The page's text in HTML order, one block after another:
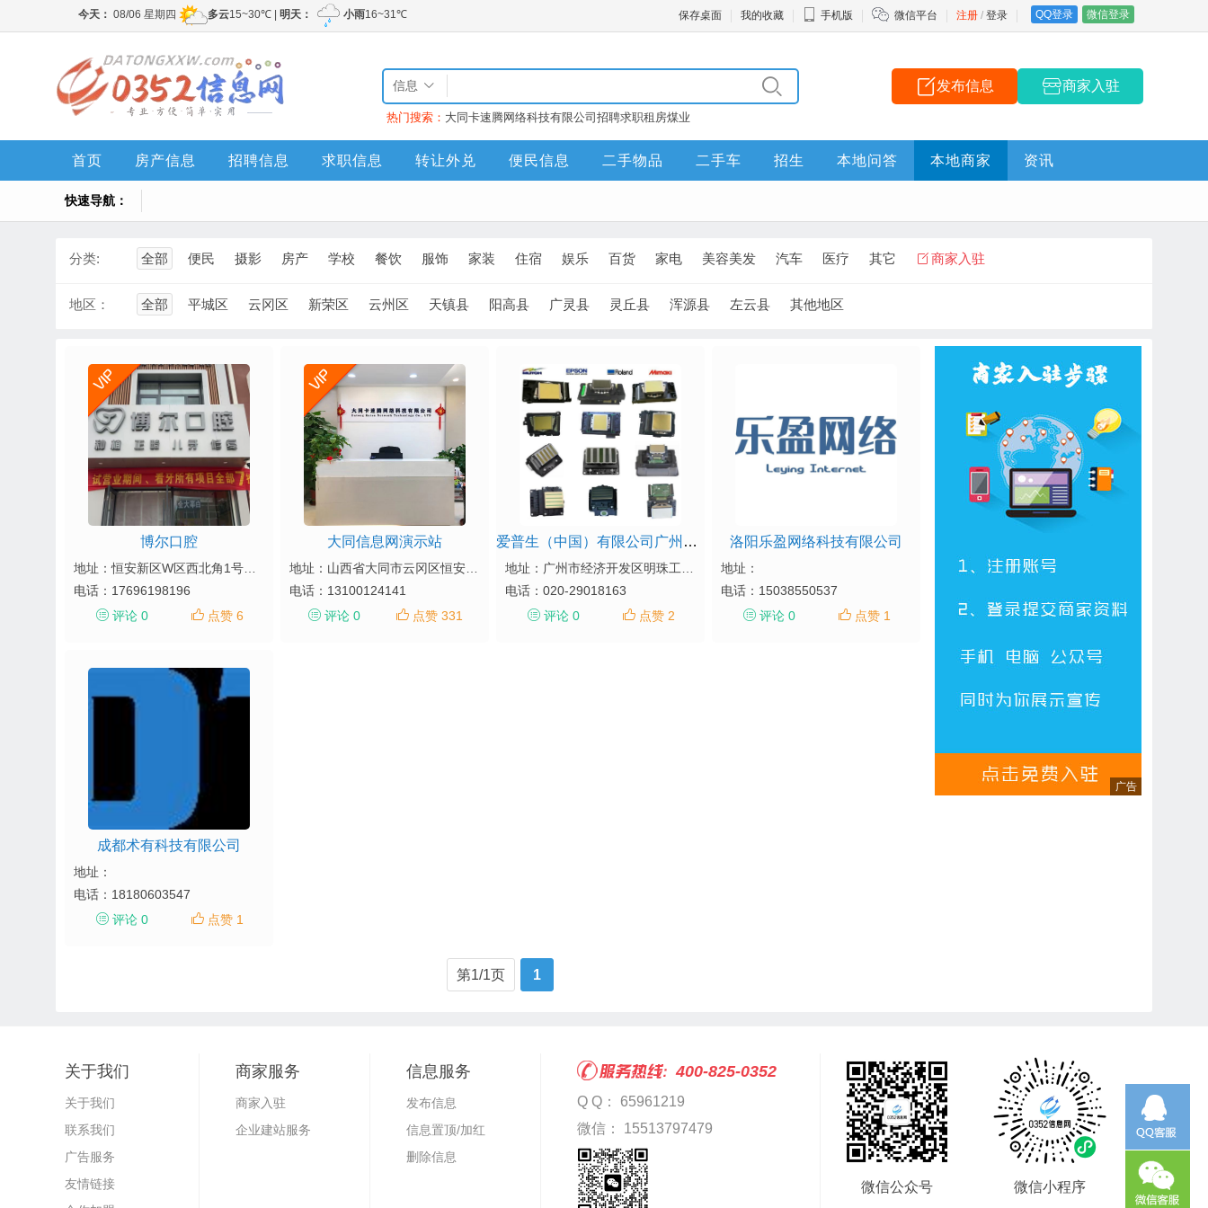
注册 / 登录 QQ登录 微信登录
保存桌面 我的收藏 手机版 微信平台
信息
热门搜索： 大同卡速腾网络科技有限公司 招聘求职租房煤业
发布信息 商家入驻
首页 房产信息 招聘信息 求职信息 转让外兑 便民信息 二手物品 二手车 招生 本地问答 本地商家 资讯
快速导航：
分类: 全部 便民 摄影 房产 学校 餐饮 服饰 家装 住宿 娱乐 百货 家电 美容美发 汽车 医疗 其它 商家入驻
地区： 全部 平城区 云冈区 新荣区 云州区 天镇县 阳高县 广灵县 灵丘县 浑源县 左云县 其他地区
博尔口腔
电话： 17696198196
评论 0
点赞 6
大同信息网演示站
电话： 13100124141
评论 0
点赞 331
爱普生（中国）有限公司广州分公司
电话： 020-29018163
评论 0
点赞 2
洛阳乐盈网络科技有限公司
地址：
电话： 15038550537
评论 0
点赞 1
成都术有科技有限公司
地址：
电话： 18180603547
评论 0
点赞 1
第1/1页 1
关于我们
关于我们
联系我们
广告服务
友情链接
商家服务
商家入驻
企业建站服务
信息服务
发布信息
信息置顶/加红
删除信息
400-825-0352
Q Q： 65961219
微信： 15513797479
微信公众号 微信小程序